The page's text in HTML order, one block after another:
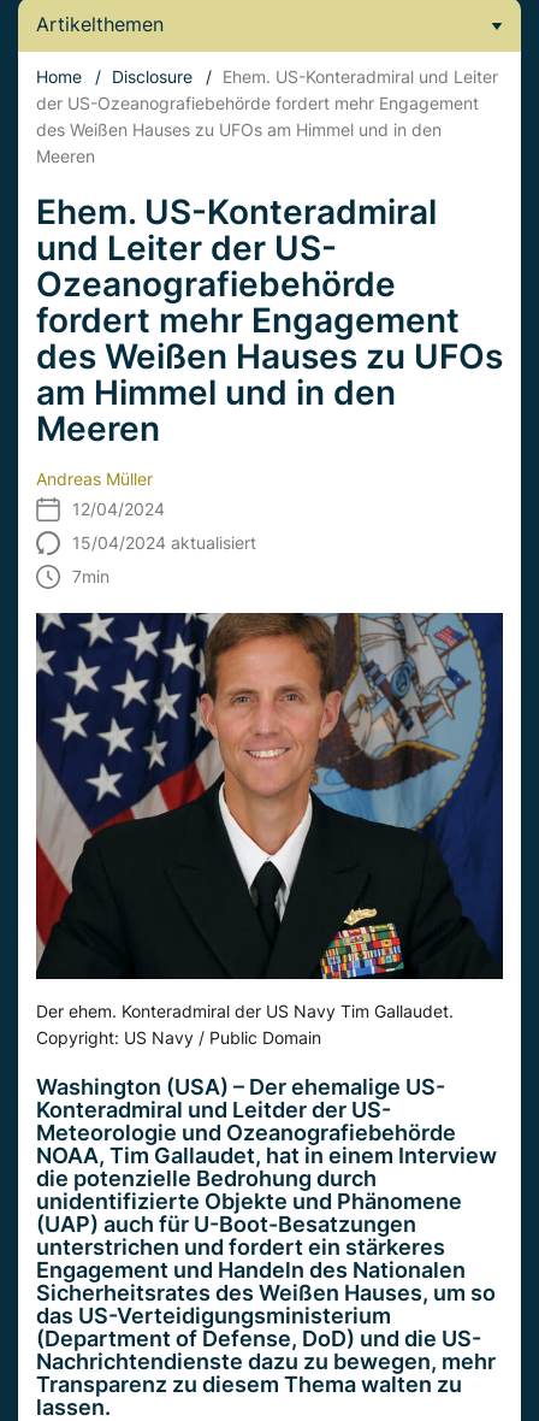
Artikelthemen
Home / Disclosure / Ehem. US-Konteradmiral und Leiter
der US-Ozeanografiebehörde fordert mehr Engagement
des Weißen Hauses zu UFOs am Himmel und in den
Meeren
Ehem. US-Konteradmiral
und Leiter der US-
Ozeanografiebehörde
fordert mehr Engagement
des Weißen Hauses zu UFOs
am Himmel und in den
Meeren
Andreas Müller
12/04/2024
15/04/2024 aktualisiert
7min
Der ehem. Konteradmiral der US Navy Tim Gallaudet.
Copyright: US Navy / Public Domain
Washington (USA) – Der ehemalige US-
Konteradmiral und Leitder der US-
Meteorologie und Ozeanografiebehörde
NOAA, Tim Gallaudet, hat in einem Interview
die potenzielle Bedrohung durch
unidentifizierte Objekte und Phänomene
(UAP) auch für U-Boot-Besatzungen
unterstrichen und fordert ein stärkeres
Engagement und Handeln des Nationalen
Sicherheitsrates des Weißen Hauses, um so
das US-Verteidigungsministerium
(Department of Defense, DoD) und die US-
Nachrichtendienste dazu zu bewegen, mehr
Transparenz zu diesem Thema walten zu
lassen.